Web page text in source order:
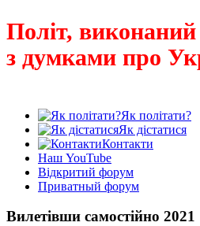
Політ,
з думками про
Як політати?
Як дістатися
Контакти
Наш YouTube
Відкритий форум
Приватный форум
Вилетівши самостійно 2021